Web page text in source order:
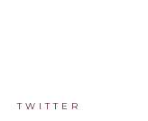
TWITTER